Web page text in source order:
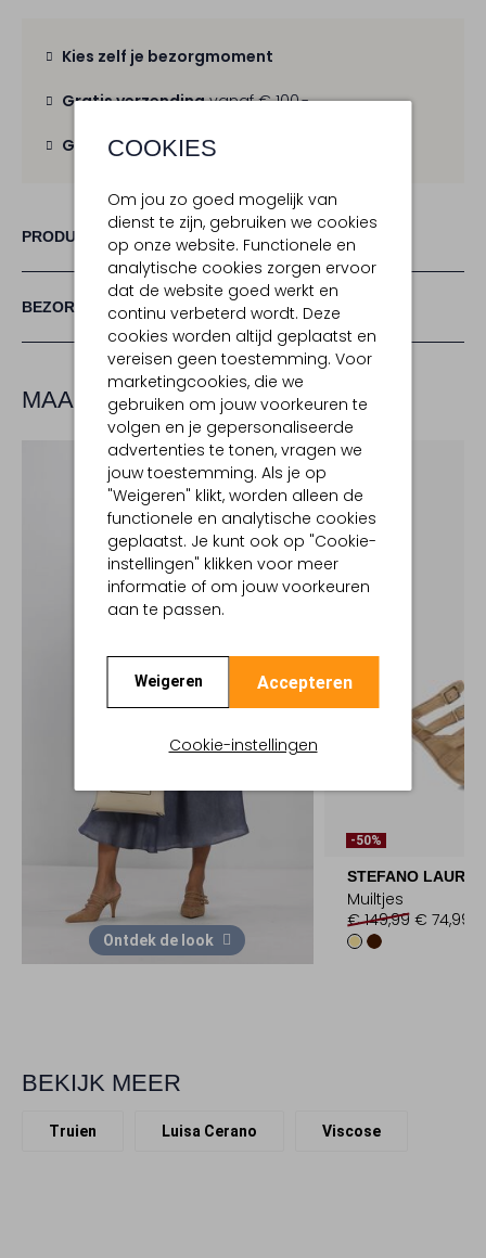
COOKIES
Om jou zo goed mogelijk van
dienst te zijn, gebruiken we cookies
op onze website. Functionele en
analytische cookies zorgen ervoor
dat de website goed werkt en
continu verbeterd wordt. Deze
cookies worden altijd geplaatst en
vereisen geen toestemming. Voor
marketingcookies, die we
gebruiken om jouw voorkeuren te
volgen en je gepersonaliseerde
advertenties te tonen, vragen we
jouw toestemming. Als je op
"Weigeren" klikt, worden alleen de
functionele en analytische cookies
geplaatst. Je kunt ook op "Cookie-
instellingen" klikken voor meer
informatie of om jouw voorkeuren
aan te passen.
Weigeren Accepteren
Cookie-instellingen
Kies zelf je bezorgmoment
Gratis verzendingvanaf € 100,-
Gratis retourbinnen 30 dagen
PRODUCT INFORMATIE
BEZORGEN & RETOURNEREN
MAAK JE LOOK COMPLEET
Ontdek de look
-50%
STEFANO LAURAN
Muiltjes
€ 149,99 € 74,99
BEKIJK MEER
Truien Luisa Cerano Viscose